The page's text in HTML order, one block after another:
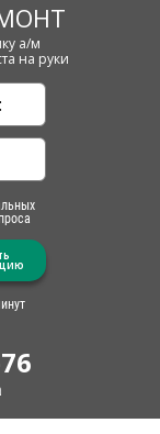
а/м
на руки